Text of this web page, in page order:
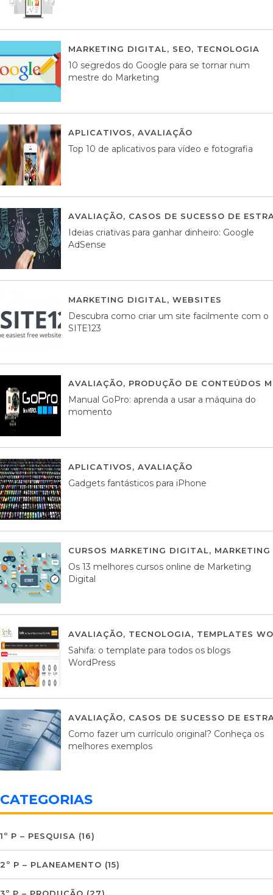
MARKETING DIGITAL, SEO, TECNOLOGIA
10 segredos do Google para se tornar num
mestre do Marketing
APLICATIVOS, AVALIAÇÃO
Top 10 de aplicativos para vídeo e fotografia
AVALIAÇÃO, CASOS DE SUCESSO DE
Ideias criativas para ganhar dinheiro: Google
AdSense
MARKETING DIGITAL, WEBSITES
Descubra como criar um site facilmente com o
SITE123
AVALIAÇÃO, PRODUÇÃO DE CONTEÚDOS
Manual GoPro: aprenda a usar a máquina do
momento
APLICATIVOS, AVALIAÇÃO
Gadgets fantásticos para iPhone
CURSOS MARKETING DIGITAL,
Os 13 melhores cursos online de Marketing
Digital
AVALIAÇÃO, TECNOLOGIA, TEMPLATES
Sahifa: o template para todos os blogs
WordPress
AVALIAÇÃO, CASOS DE SUCESSO DE
Como fazer um currículo original? Conheça os
melhores exemplos
CATEGORIAS
1º P – PESQUISA (16)
2º P – PLANEAMENTO (15)